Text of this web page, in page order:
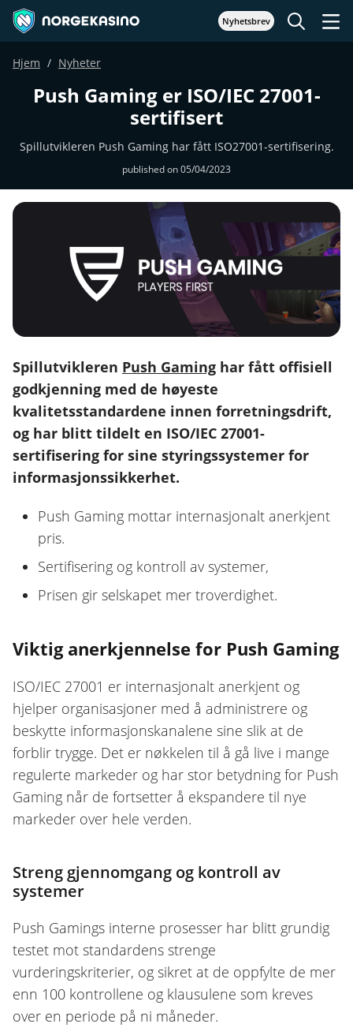
Nyhetsbrev
Hjem Nyheter
Push Gaming er ISO/IEC 27001-
sertifisert
Spillutvikleren Push Gaming har fått ISO27001-sertifisering.
published on 05/04/2023
Spillutvikleren Push Gaming har fått offisiell
godkjenning med de høyeste
kvalitetsstandardene innen forretningsdrift,
og har blitt tildelt en ISO/IEC 27001-
sertifisering for sine styringssystemer for
informasjonssikkerhet.
Push Gaming mottar internasjonalt anerkjent
pris.
Sertifisering og kontroll av systemer,
Prisen gir selskapet mer troverdighet.
Viktig anerkjennelse for Push Gaming
ISO/IEC 27001 er internasjonalt anerkjent og
hjelper organisasjoner med å administrere og
beskytte informasjonskanalene sine slik at de
forblir trygge. Det er nøkkelen til å gå live i mange
regulerte markeder og har stor betydning for Push
Gaming når de fortsetter å ekspandere til nye
markeder over hele verden.
Streng gjennomgang og kontroll av
systemer
Push Gamings interne prosesser har blitt grundig
testet mot standardens strenge
vurderingskriterier, og sikret at de oppfylte de mer
enn 100 kontrollene og klausulene som kreves
over en periode på ni måneder.